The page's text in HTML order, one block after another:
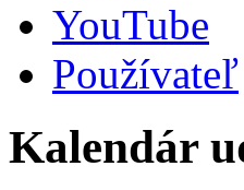
YouTube
Používateľ
Kalendár